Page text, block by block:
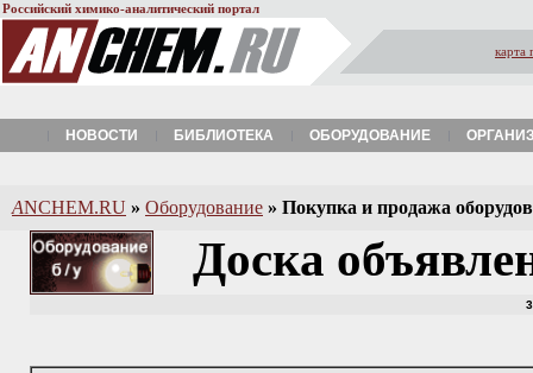
Российский химико-аналитический портал
карта
НОВОСТИ БИБЛИОТЕКА ОБОРУДОВАНИЕ
ANCHEM.RU » Оборудование » Покупка и продажа
Доска